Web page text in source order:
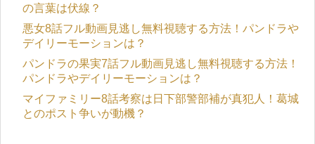
の言葉は伏線？
悪女8話フル動画見逃し無料視聴する方法！パンドラや
デイリーモーションは？
パンドラの果実7話フル動画見逃し無料視聴する方法！
パンドラやデイリーモーションは？
マイファミリー8話考察は日下部警部補が真犯人！葛城
とのポスト争いが動機？